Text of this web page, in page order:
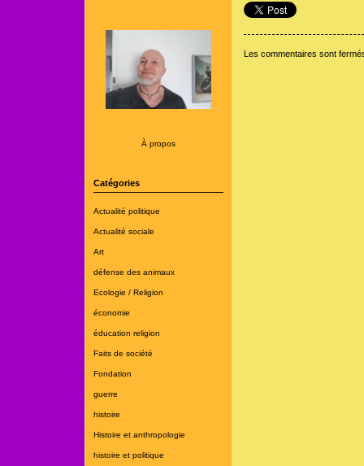
À propos
Catégories
Actualité politique
Actualité sociale
Art
défense des animaux
Ecologie / Religion
économie
éducation religion
Faits de société
Fondation
guerre
histoire
Histoire et anthropologie
histoire et politique
Les commentaires sont